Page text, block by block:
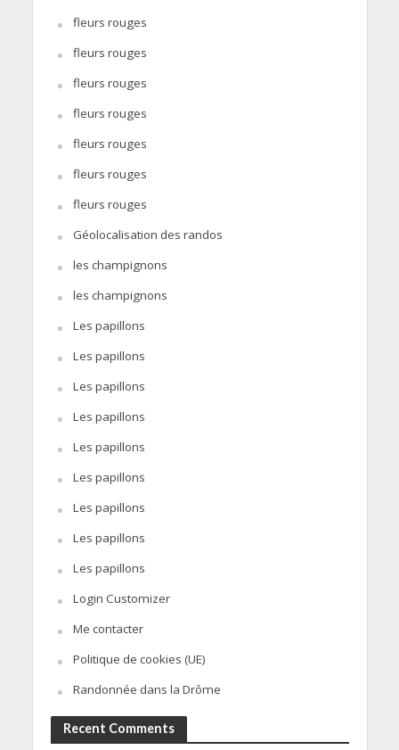
fleurs rouges
fleurs rouges
fleurs rouges
fleurs rouges
fleurs rouges
fleurs rouges
fleurs rouges
Géolocalisation des randos
les champignons
les champignons
Les papillons
Les papillons
Les papillons
Les papillons
Les papillons
Les papillons
Les papillons
Les papillons
Les papillons
Login Customizer
Me contacter
Politique de cookies (UE)
Randonnée dans la Drôme
Recent Comments